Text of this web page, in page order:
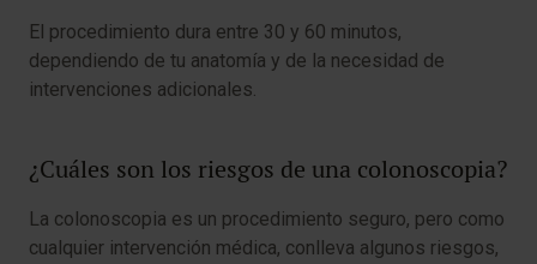
El procedimiento dura entre 30 y 60 minutos,
dependiendo de tu anatomía y de la necesidad de
intervenciones adicionales.
¿Cuáles son los riesgos de una colonoscopia?
La colonoscopia es un procedimiento seguro, pero como
cualquier intervención médica, conlleva algunos riesgos,